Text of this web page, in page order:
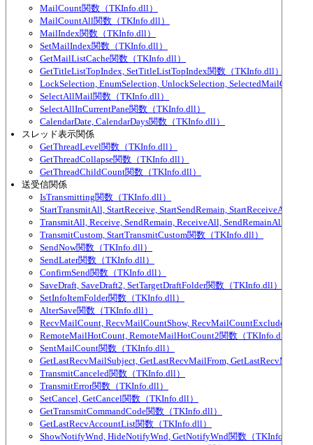
MailCount関数（TKInfo.dll）
MailCountAll関数（TKInfo.dll）
MailIndex関数（TKInfo.dll）
SetMailIndex関数（TKInfo.dll）
GetMailListCache関数（TKInfo.dll）
GetTitleListTopIndex, SetTitleListTopIndex関数（TKInfo.dll）
LockSelection, EnumSelection, UnlockSelection, SelectedMailCount
SelectAllMail関数（TKInfo.dll）
SelectAllInCurrentPane関数（TKInfo.dll）
CalendarDate, CalendarDays関数（TKInfo.dll）
スレッド表示関係
GetThreadLevel関数（TKInfo.dll）
GetThreadCollapse関数（TKInfo.dll）
GetThreadChildCount関数（TKInfo.dll）
送受信関係
IsTransmitting関数（TKInfo.dll）
StartTransmitAll, StartReceive, StartSendRemain, StartReceiveAll,
TransmitAll, Receive, SendRemain, ReceiveAll, SendRemainAll関数
TransmitCustom, StartTransmitCustom関数（TKInfo.dll）
SendNow関数（TKInfo.dll）
SendLater関数（TKInfo.dll）
ConfirmSend関数（TKInfo.dll）
SaveDraft, SaveDraft2, SetTargetDraftFolder関数（TKInfo.dll）
SetInfoItemFolder関数（TKInfo.dll）
AlterSave関数（TKInfo.dll）
RecvMailCount, RecvMailCountShow,
RemoteMailHotCount, RemoteMailHotCount2関数（TKInfo.dll）
SentMailCount関数（TKInfo.dll）
GetLastRecvMailSubject, GetLastRecvMailFrom,
TransmitCanceled関数（TKInfo.dll）
TransmitError関数（TKInfo.dll）
SetCancel, GetCancel関数（TKInfo.dll）
GetTransmitCommandCode関数（TKInfo.dll）
GetLastRecvAccountList関数（TKInfo.dll）
ShowNotifyWnd, HideNotifyWnd, GetNotifyWnd関数（TKInfo.dll）